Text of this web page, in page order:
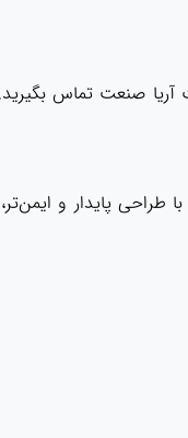
صنعت تماس
پایدار و